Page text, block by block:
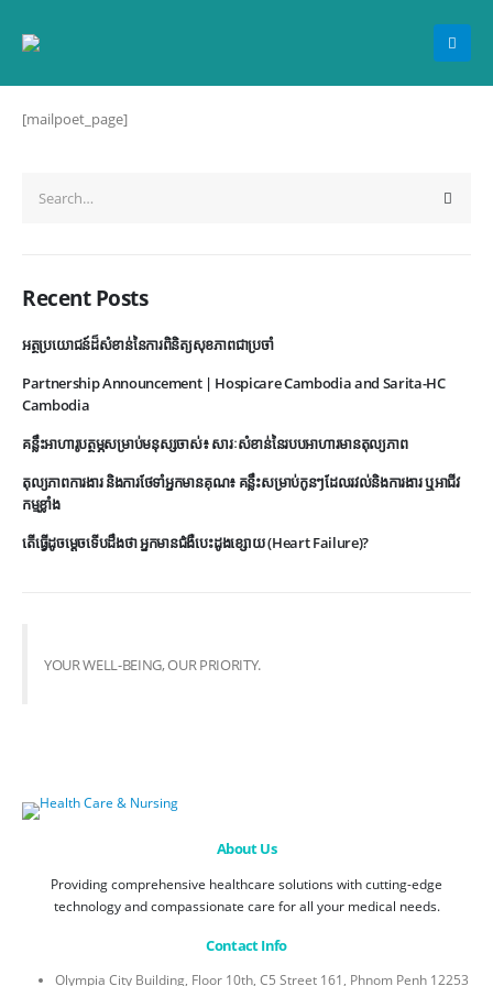
[mailpoet_page]
Recent Posts
អត្ថប្រយោជន៍ដ៏សំខាន់នៃការពិនិត្យសុខភាពជាប្រចាំ
Partnership Announcement | Hospicare Cambodia and Sarita-HC
Cambodia
គន្លឹះអាហារូបត្ថម្ភសម្រាប់មនុស្សចាស់៖ សារៈសំខាន់នៃរបបអាហារមានតុល្យភាព
តុល្យភាពការងារ និងការថែទាំអ្នកមានគុណ៖ គន្លឹះសម្រាប់កូនៗដែលរវល់និងការងារ ឬអាជីវ
កម្មខ្លាំង
តើធ្វើដូចម្តេចទើបដឹងថា អ្នកមានជំងឺបេះដូងខ្សោយ (Heart Failure)?
YOUR WELL-BEING, OUR PRIORITY.
About Us
Providing comprehensive healthcare solutions with cutting-edge
technology and compassionate care for all your medical needs.
Contact Info
Olympia City Building, Floor 10th, C5 Street 161, Phnom Penh 12253